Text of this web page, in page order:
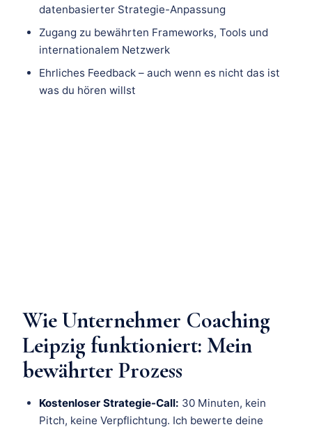
datenbasierter Strategie-Anpassung
Zugang zu bewährten Frameworks, Tools und
internationalem Netzwerk
Ehrliches Feedback – auch wenn es nicht das ist
was du hören willst
Wie Unternehmer Coaching
Leipzig funktioniert: Mein
bewährter Prozess
Kostenloser Strategie-Call: 30 Minuten, kein
Pitch, keine Verpflichtung. Ich bewerte deine